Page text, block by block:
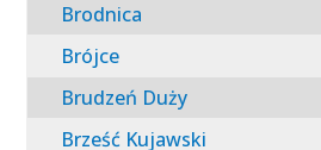
Brodnica
Brójce
Brudzeń Duży
Brześć Kujawski